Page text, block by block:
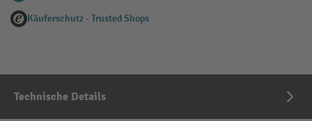
Käuferschutz - Trusted Shops
Technische Details